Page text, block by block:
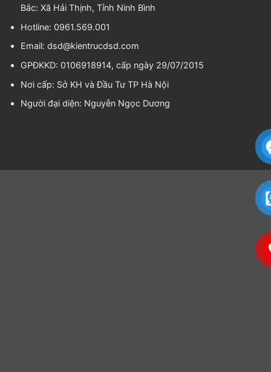
Bắc: Xã Hải Thịnh, Tỉnh Ninh Bình
Hotline: 0961.569.001
Email: dsd@kientrucdsd.com
GPĐKKD: 0106918914, cấp ngày 29/07/2015
Nơi cấp: Sở KH và Đầu Tư TP Hà Nội
Người đại diện: Nguyễn Ngọc Dương